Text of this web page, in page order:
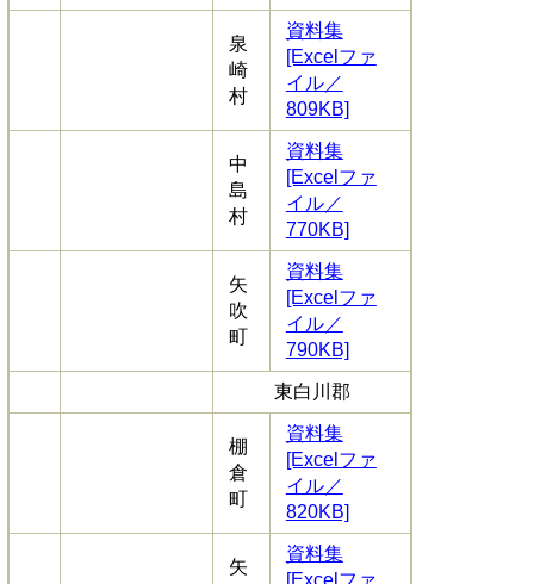
泉
崎
村
資料集
[Excelファ
イル／
809KB]
中
島
村
資料集
[Excelファ
イル／
770KB]
矢
吹
町
資料集
[Excelファ
イル／
790KB]
東白川郡
棚
倉
町
資料集
[Excelファ
イル／
820KB]
矢
資料集
[Excelファ